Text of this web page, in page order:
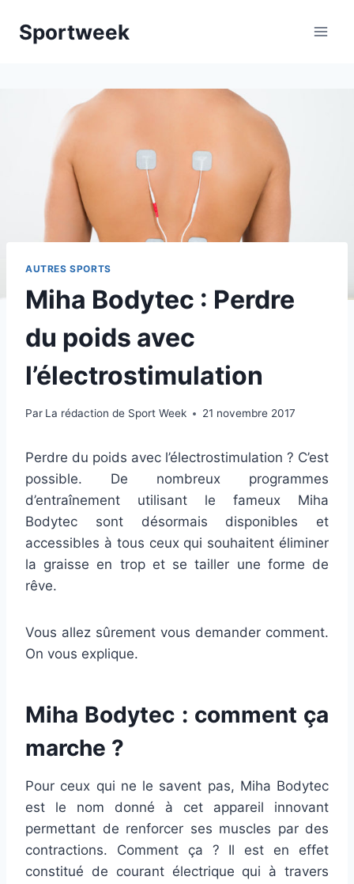
Sportweek
AUTRES SPORTS
Miha Bodytec : Perdre
du poids avec
l’électrostimulation
Par La rédaction de Sport Week 21 novembre 2017
Perdre du poids avec l’électrostimulation ? C’est
possible. De nombreux programmes
d’entraînement utilisant le fameux Miha
Bodytec sont désormais disponibles et
accessibles à tous ceux qui souhaitent éliminer
la graisse en trop et se tailler une forme de
rêve.
Vous allez sûrement vous demander comment.
On vous explique.
Miha Bodytec : comment ça
marche ?
Pour ceux qui ne le savent pas, Miha Bodytec
est le nom donné à cet appareil innovant
permettant de renforcer ses muscles par des
contractions. Comment ça ? Il est en effet
constitué de courant électrique qui à travers